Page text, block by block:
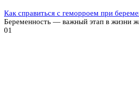
Как справиться с геморроем при
Беременность — важный этап в жизни
01